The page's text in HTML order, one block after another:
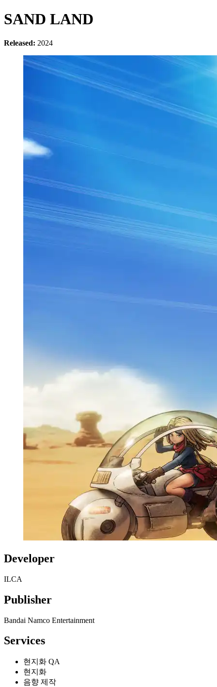
SAND LAND
Released: 2024
Developer
ILCA
Publisher
Bandai Namco Entertainment
Services
현지화 QA
현지화
음향 제작